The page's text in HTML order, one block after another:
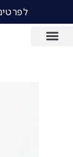
לפרטים